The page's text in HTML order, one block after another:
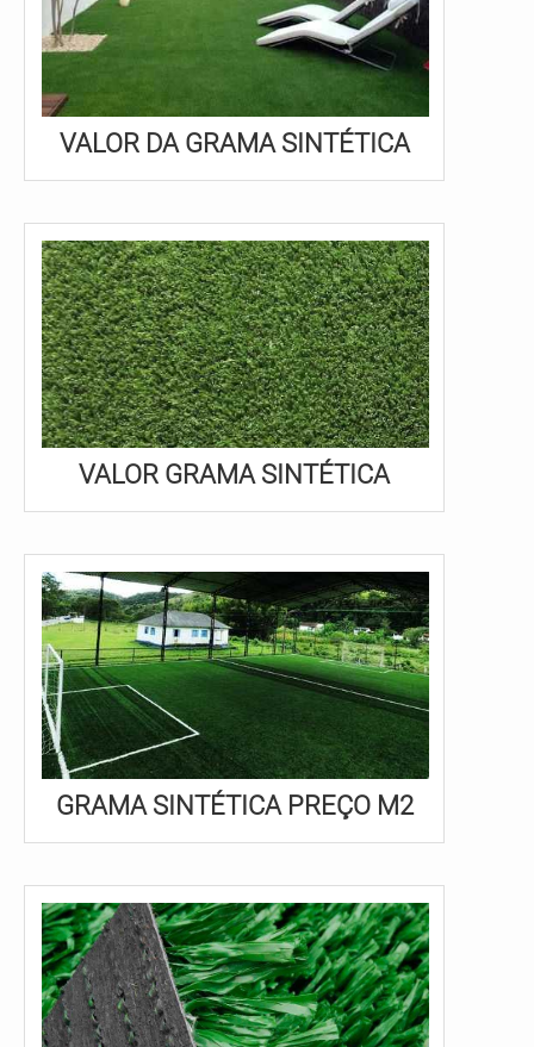
VALOR DA GRAMA SINTÉTICA
VALOR GRAMA SINTÉTICA
GRAMA SINTÉTICA PREÇO M2